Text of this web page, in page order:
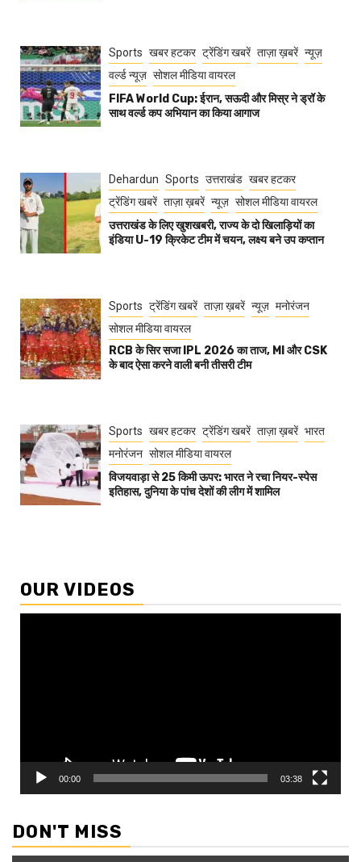
Sports खबर हटकर ट्रेंडिंग खबरें ताज़ा ख़बरें न्यूज़
वर्ल्ड न्यूज़ सोशल मीडिया वायरल
FIFA World Cup: ईरान, सऊदी और मिस्र ने ड्रॉ के
साथ वर्ल्ड कप अभियान का किया आगाज
Dehardun Sports उत्तराखंड खबर हटकर
ट्रेंडिंग खबरें ताज़ा ख़बरें न्यूज़ सोशल मीडिया वायरल
उत्तराखंड के लिए खुशखबरी, राज्य के दो खिलाड़ियों का
इंडिया U-19 क्रिकेट टीम में चयन, लक्ष्य बने उप कप्तान
Sports ट्रेंडिंग खबरें ताज़ा ख़बरें न्यूज़ मनोरंजन
सोशल मीडिया वायरल
RCB के सिर सजा IPL 2026 का ताज, MI और CSK
के बाद ऐसा करने वाली बनी तीसरी टीम
Sports खबर हटकर ट्रेंडिंग खबरें ताज़ा ख़बरें भारत
मनोरंजन सोशल मीडिया वायरल
विजयवाड़ा से 25 किमी ऊपर: भारत ने रचा नियर-स्पेस
इतिहास, दुनिया के पांच देशों की लीग में शामिल
OUR VIDEOS
00:00 03:38
DON'T MISS